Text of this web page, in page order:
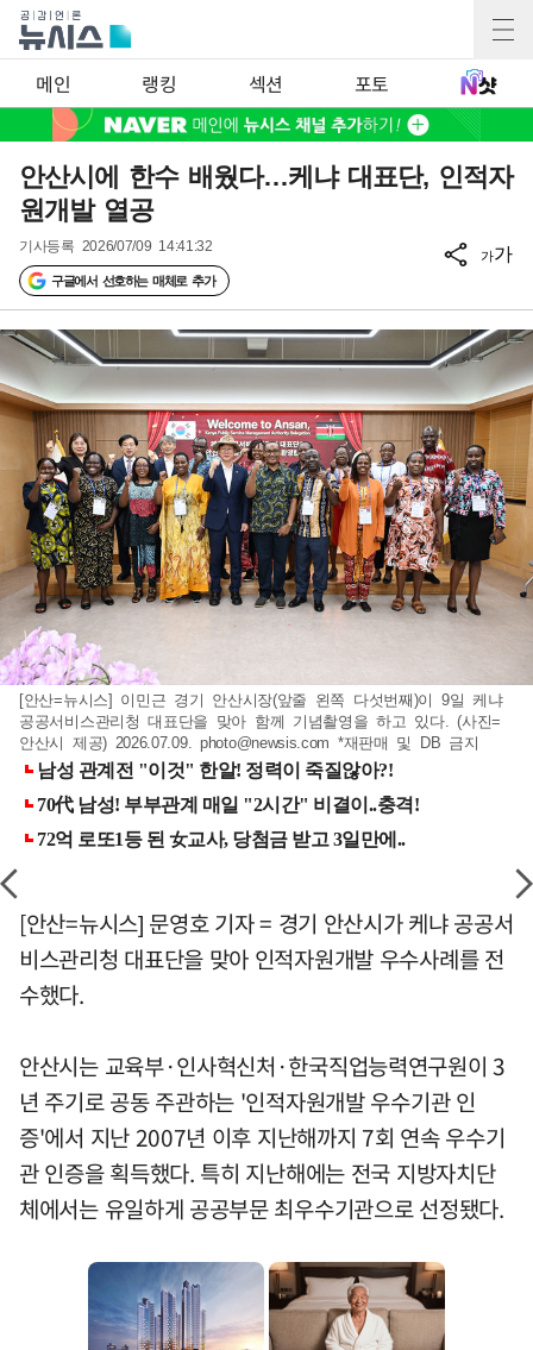
메인 랭킹 섹션 포토
안산시에 한수 배웠다…케냐 대표단, 인적자
원개발 열공
기사등록 2026/07/09 14:41:32
구글에서 선호하는 매체로 추가
가가
[안산=뉴시스] 이민근 경기 안산시장(앞줄 왼쪽 다섯번째)이 9일 케냐
공공서비스관리청 대표단을 맞아 함께 기념촬영을 하고 있다. (사진=
안산시 제공) 2026.07.09. photo@newsis.com *재판매 및 DB 금지
[안산=뉴시스] 문영호 기자 = 경기 안산시가 케냐 공공서
비스관리청 대표단을 맞아 인적자원개발 우수사례를 전
수했다.
안산시는 교육부·인사혁신처·한국직업능력연구원이 3
년 주기로 공동 주관하는 '인적자원개발 우수기관 인
증'에서 지난 2007년 이후 지난해까지 7회 연속 우수기
관 인증을 획득했다. 특히 지난해에는 전국 지방자치단
체에서는 유일하게 공공부문 최우수기관으로 선정됐다.